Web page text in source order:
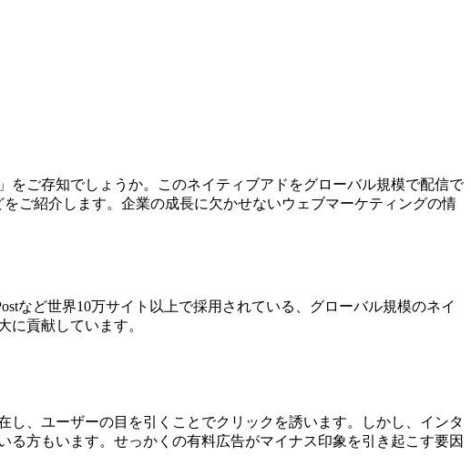
ご存知でしょうか。このネイティブアドをグローバル規模で配信で
ご紹介します。企業の成長に欠かせないウェブマーケティングの情
など世界10万サイト以上で採用されている、グローバル規模のネイ
に貢献しています。
、ユーザーの目を引くことでクリックを誘います。しかし、インタ
方もいます。せっかくの有料広告がマイナス印象を引き起こす要因